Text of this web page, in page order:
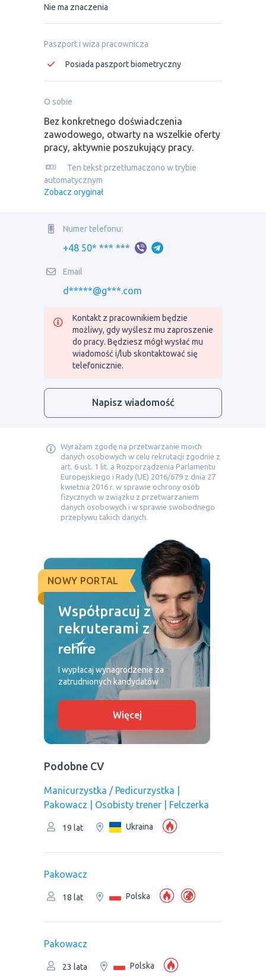
Nie ma znaczenia
Paszport i wiza pracownicza
Posiada paszport biometryczny
O sobie
Bez konkretnego doświadczenia
zawodowego, otwarty na wszelkie oferty
pracy, aktywnie poszukujący pracy.
Ten tekst przetłumaczono w trybie
automatycznym
Zobacz oryginał
Numer telefonu:
+48 50* *** ***
Email
d*****@g***.com
Kontakt z pracownikiem będzie
możliwy, gdy wyślesz mu zaproszenie
do pracy. Będziesz mógł wysłać mu
wiadomość i/lub skontaktować się
telefonicznie.
Napisz wiadomość
Wyrażam zgodę na przetwarzanie moich
danych osobowych w celu rekrutacji zgodnie z
art. 6 ust. 1 lit. a Rozporządzenia Parlamentu
Europejskiego i Rady (UE) 2016/679 z dnia 27
kwietnia 2016 r. w sprawie ochrony osób
fizycznych w związku z przetwarzaniem
danych osobowych i w sprawie swobodnego
przepływu takich danych.
NOWY PORTAL
Współpracuj z
rekruterami z
I wypłacaj wynagrodzenie za
zatrudnionych kandydatów
Więcej
Podobne CV
Manicurzystka / Pedicurzystka |
Pakowacz | Osobisty trener | Felczerka
19 lat Ukraina
Pakowacz
18 lat Polska
Pakowacz
23 lata Polska